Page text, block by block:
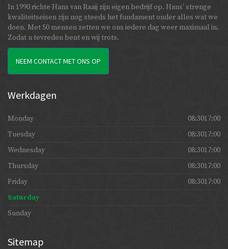
In 1990 richte Hans van Raaij zijn eigen bedrijf op. Hans’ strenge
kwaliteitseisen zijn nog steeds het fundament onder alles wat we
doen. Met 50 mensen zetten we ons iedere dag weer maximaal in.
Zodat u tevreden bent en wij trots.
NEEM CONTACT MET ONS OP
Werkdagen
Monday
08:3017:00
Tuesday
08:3017:00
Wednesday
08:3017:00
Thursday
08:3017:00
Friday
08:3017:00
Saturday
Sunday
Sitemap